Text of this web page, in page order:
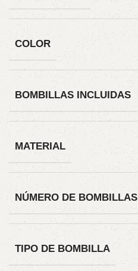
COLOR
BOMBILLAS INCLUIDAS
MATERIAL
NÚMERO DE BOMBILLAS
TIPO DE BOMBILLA